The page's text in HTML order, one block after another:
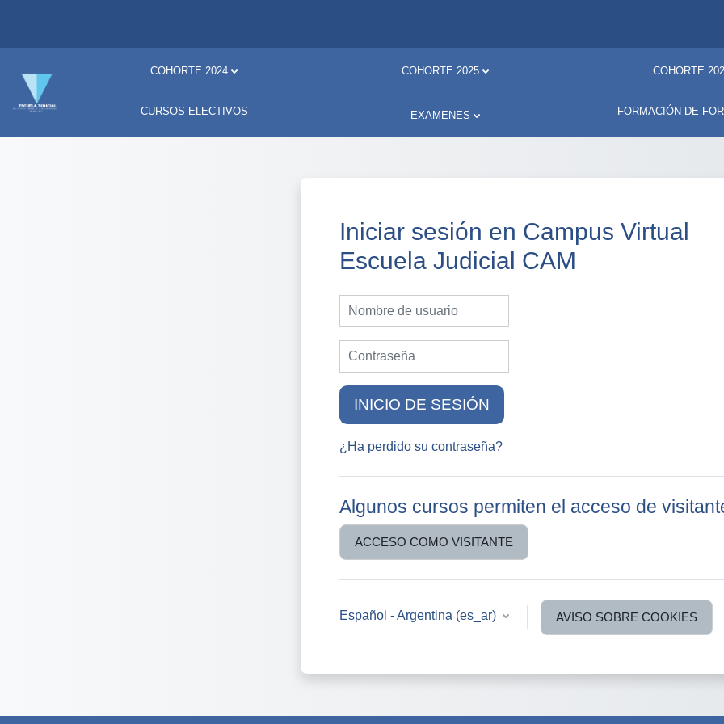
COHORTE 2024 COHORTE 2025 COHORTE
CURSOS ELECTIVOS EXAMENES FORMACIÓN DE
Iniciar sesión en Campus Virtual
Escuela Judicial CAM
Nombre de usuario
Contraseña
INICIO DE SESIÓN
¿Ha perdido su contraseña?
Algunos cursos permiten el acceso de
ACCESO COMO VISITANTE
Español - Argentina ‎(es_ar)‎ AVISO SOBRE COOKIES